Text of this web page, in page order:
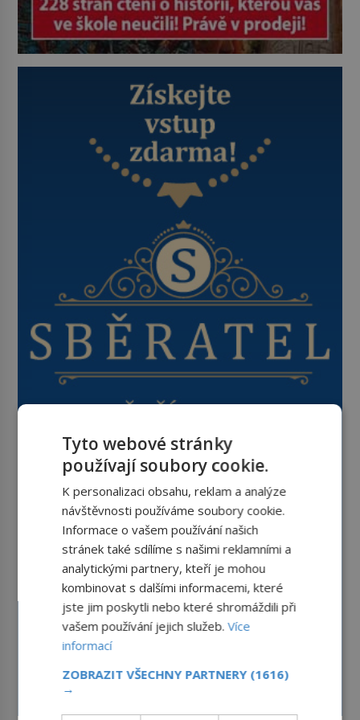
Tyto webové stránky
používají soubory cookie.
K personalizaci obsahu, reklam a analýze
návštěvnosti používáme soubory cookie.
Informace o vašem používání našich
stránek také sdílíme s našimi reklamními a
analytickými partnery, kteří je mohou
kombinovat s dalšími informacemi, které
jste jim poskytli nebo které shromáždili při
vašem používání jejich služeb.Více
informací
ZOBRAZIT VŠECHNY PARTNERY (1616)
→